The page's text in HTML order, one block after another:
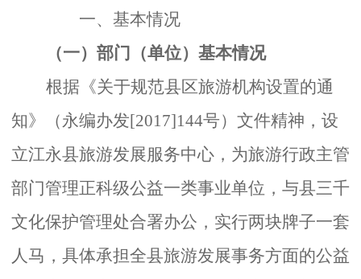
一、基本情况
（一）部门（单位）基本情况
根据《关于规范县区旅游机构设置的通
知》（永编办发[2017]144号）文件精神，设
立江永县旅游发展服务中心，为旅游行政主管
部门管理正科级公益一类事业单位，与县三千
文化保护管理处合署办公，实行两块牌子一套
人马，具体承担全县旅游发展事务方面的公益